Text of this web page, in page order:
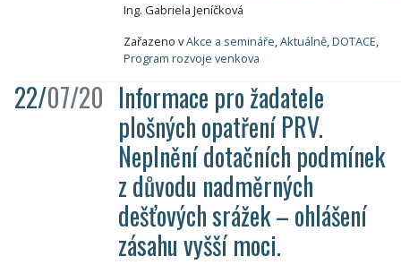
Ing. Gabriela Jeníčková
Zařazeno vAkce a semináře,Aktuálně,DOTACE,
Program rozvoje venkova
22/07/20 Informace pro žadatele
plošných opatření PRV.
Neplnění dotačních podmínek
z důvodu nadměrných
dešťových srážek – ohlášení
zásahu vyšší moci.